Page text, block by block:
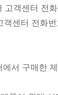
고객센터 전
객센터 전화
서 구매한